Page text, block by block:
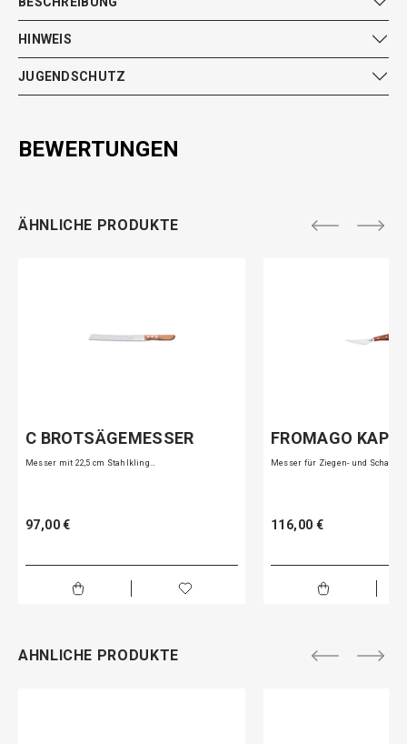
HINWEIS
JUGENDSCHUTZ
BEWERTUNGEN
ÄHNLICHE PRODUKTE
C BROTSÄGEMESSER
Messer mit 22,5 cm Stahlkling…
97,00 €
FROMAGO
Messer für Ziegen- und Schafs…
116,00 €
AHNLICHE PRODUKTE